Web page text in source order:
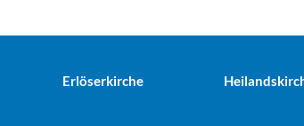
Erlöserkirche